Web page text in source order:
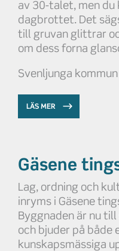
av 30-talet, men du
dagbrottet. Det
till gruvan glittrar
om dess forna
Svenljunga kommun
LÄS MER
Gäsene
Lag, ordning och
inryms i Gäsene
Byggnaden är nu
och bjuder på både
kunskapsmässiga